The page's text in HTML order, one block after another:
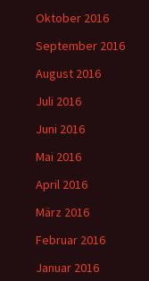
Oktober 2016
September 2016
August 2016
Juli 2016
Juni 2016
Mai 2016
April 2016
März 2016
Februar 2016
Januar 2016